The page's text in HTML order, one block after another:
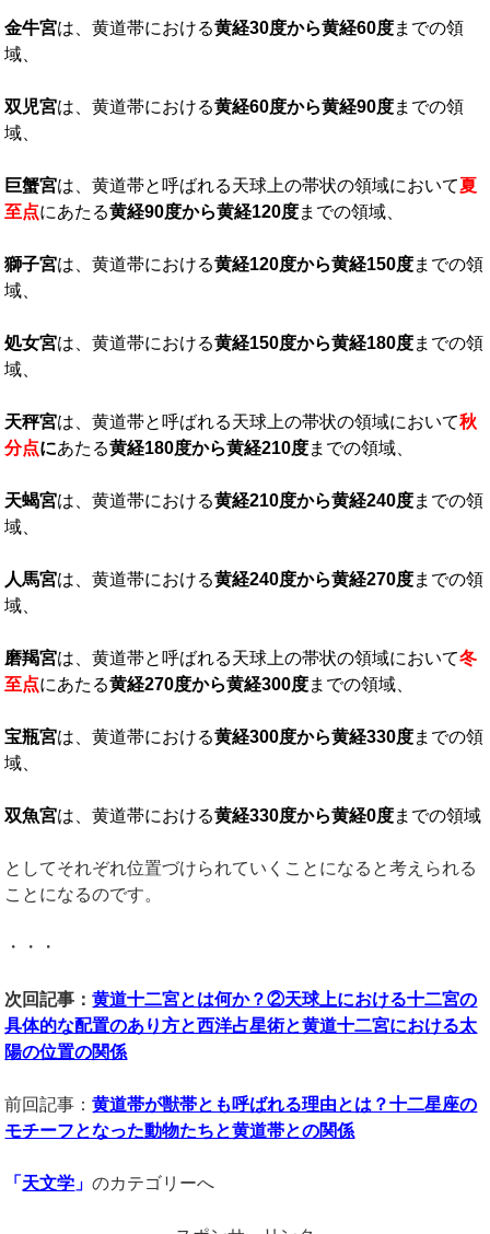
金牛宮は、黄道帯における黄経30度から黄経60度までの領
域、
双児宮は、黄道帯における黄経60度から黄経90度までの領
域、
巨蟹宮は、黄道帯と呼ばれる天球上の帯状の領域において夏
至点にあたる黄経90度から黄経120度までの領域、
獅子宮は、黄道帯における黄経120度から黄経150度までの領
域、
処女宮は、黄道帯における黄経150度から黄経180度までの領
域、
天秤宮は、黄道帯と呼ばれる天球上の帯状の領域において秋
分点にあたる黄経180度から黄経210度までの領域、
天蝎宮は、黄道帯における黄経210度から黄経240度までの領
域、
人馬宮は、黄道帯における黄経240度から黄経270度までの領
域、
磨羯宮は、黄道帯と呼ばれる天球上の帯状の領域において冬
至点にあたる黄経270度から黄経300度までの領域、
宝瓶宮は、黄道帯における黄経300度から黄経330度までの領
域、
双魚宮は、黄道帯における黄経330度から黄経0度までの領域
としてそれぞれ位置づけられていくことになると考えられる
ことになるのです。
・・・
次回記事：黄道十二宮とは何か？②天球上における十二宮の
具体的な配置のあり方と西洋占星術と黄道十二宮における太
陽の位置の関係
前回記事：黄道帯が獣帯とも呼ばれる理由とは？十二星座の
モチーフとなった動物たちと黄道帯との関係
「 天文学 」のカテゴリーへ